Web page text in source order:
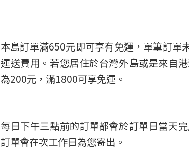
本島訂單滿650元即可享有免運，單筆訂單
運送費用。若您居住於台灣外島或是來自
為200元，滿1800可享免運。
每日下午三點前的訂單都會於訂單日當天
訂單會在次工作日為您寄出。